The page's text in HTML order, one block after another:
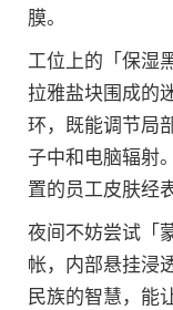
膜。
工位上的「保湿
拉雅盐块围成的
环，既能调节局
子中和电脑辐射
置的员工皮肤经
夜间不妨尝试「
帐，内部悬挂浸
民族的智慧，能